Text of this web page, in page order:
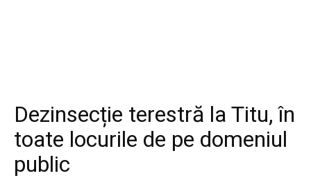
Dezinsecție terestră la Titu, în
toate locurile de pe domeniul
public